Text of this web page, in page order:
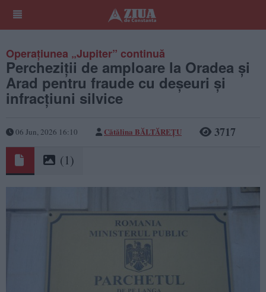
Operațiunea „Jupiter” continuă
Percheziții de amploare la Oradea și
Arad pentru fraude cu deșeuri și
infracțiuni silvice
06 Jun, 2026 16:10 Cătălina BĂLTĂREȚU 3717
(1)